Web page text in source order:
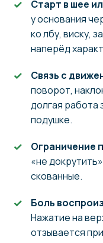
Старт в шее
у основания
ко лбу, виску,
наперёд
Связь с
поворот,
долгая работа
подушке.
Ограничение
«не
скованные.
Боль
Нажатие на
отзывается